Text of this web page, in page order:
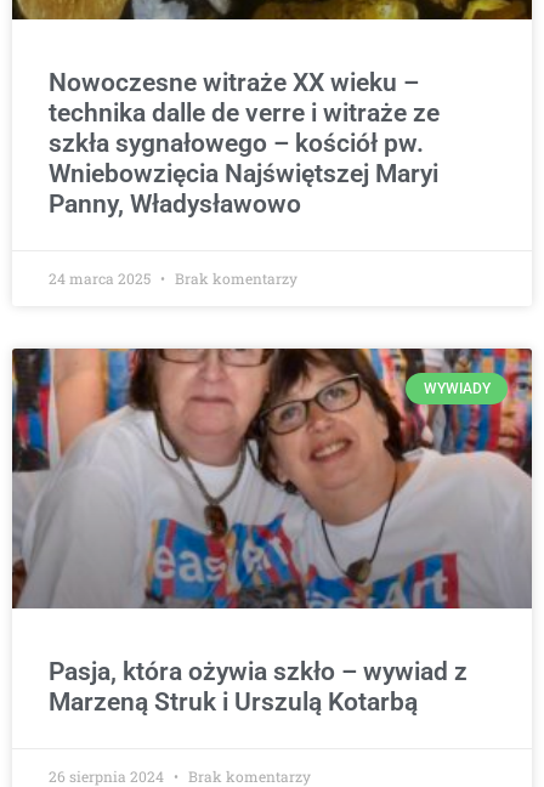
Nowoczesne witraże XX wieku –
technika dalle de verre i witraże ze
szkła sygnałowego – kościół pw.
Wniebowzięcia Najświętszej Maryi
Panny, Władysławowo
24 marca 2025 Brak komentarzy
WYWIADY
Pasja, która ożywia szkło – wywiad z
Marzeną Struk i Urszulą Kotarbą
26 sierpnia 2024 Brak komentarzy